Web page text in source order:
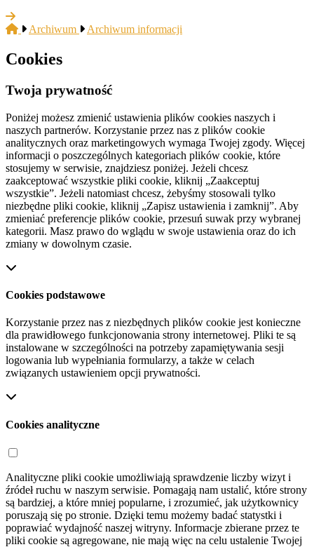
Archiwum Archiwum informacji
Cookies
Twoja prywatność
Poniżej możesz zmienić ustawienia plików cookies naszych i
naszych partnerów. Korzystanie przez nas z plików cookie
analitycznych oraz marketingowych wymaga Twojej zgody. Więcej
informacji o poszczególnych kategoriach plików cookie, które
stosujemy w serwisie, znajdziesz poniżej. Jeżeli chcesz
zaakceptować wszystkie pliki cookie, kliknij „Zaakceptuj
wszystkie”. Jeżeli natomiast chcesz, żebyśmy stosowali tylko
niezbędne pliki cookie, kliknij „Zapisz ustawienia i zamknij”. Aby
zmieniać preferencje plików cookie, przesuń suwak przy wybranej
kategorii. Masz prawo do wglądu w swoje ustawienia oraz do ich
zmiany w dowolnym czasie.
Cookies podstawowe
Korzystanie przez nas z niezbędnych plików cookie jest konieczne
dla prawidłowego funkcjonowania strony internetowej. Pliki te są
instalowane w szczególności na potrzeby zapamiętywania sesji
logowania lub wypełniania formularzy, a także w celach
związanych ustawieniem opcji prywatności.
Cookies analityczne
Analityczne pliki cookie umożliwiają sprawdzenie liczby wizyt i
źródeł ruchu w naszym serwisie. Pomagają nam ustalić, które strony
są bardziej, a które mniej popularne, i zrozumieć, jak użytkownicy
poruszają się po stronie. Dzięki temu możemy badać statystki i
poprawiać wydajność naszej witryny. Informacje zbierane przez te
pliki cookie są agregowane, nie mają więc na celu ustalenie Twojej